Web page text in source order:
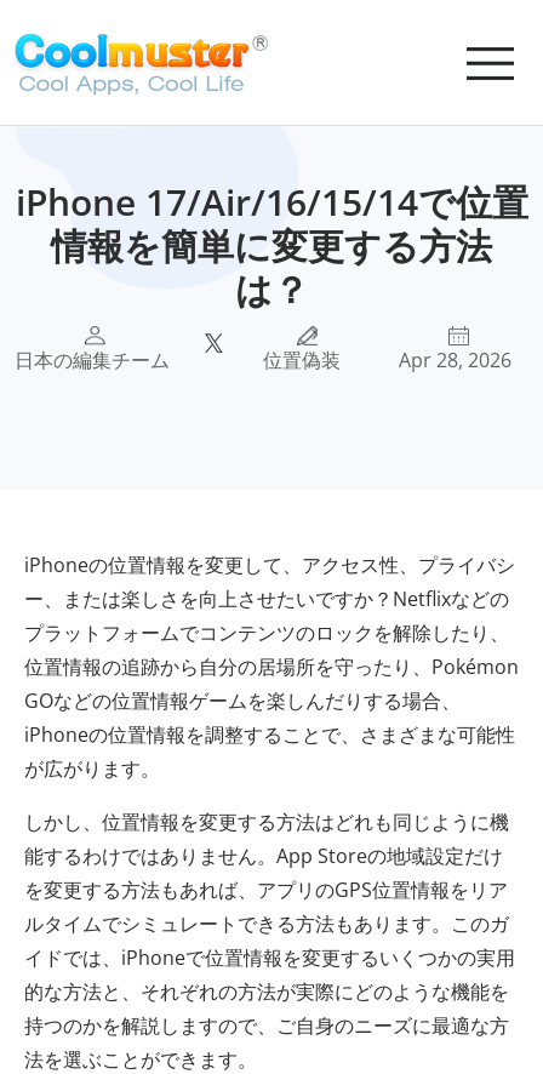
iPhone 17/Air/16/15/14で位置
情報を簡単に変更する方法
は？
日本の編集チーム 位置偽装 Apr 28, 2026
iPhoneの位置情報を変更して、アクセス性、プライバシ
ー、または楽しさを向上させたいですか？Netflixなどの
プラットフォームでコンテンツのロックを解除したり、
位置情報の追跡から自分の居場所を守ったり、Pokémon
GOなどの位置情報ゲームを楽しんだりする場合、
iPhoneの位置情報を調整することで、さまざまな可能性
が広がります。
しかし、位置情報を変更する方法はどれも同じように機
能するわけではありません。App Storeの地域設定だけ
を変更する方法もあれば、アプリのGPS位置情報をリア
ルタイムでシミュレートできる方法もあります。このガ
イドでは、iPhoneで位置情報を変更するいくつかの実用
的な方法と、それぞれの方法が実際にどのような機能を
持つのかを解説しますので、ご自身のニーズに最適な方
法を選ぶことができます。